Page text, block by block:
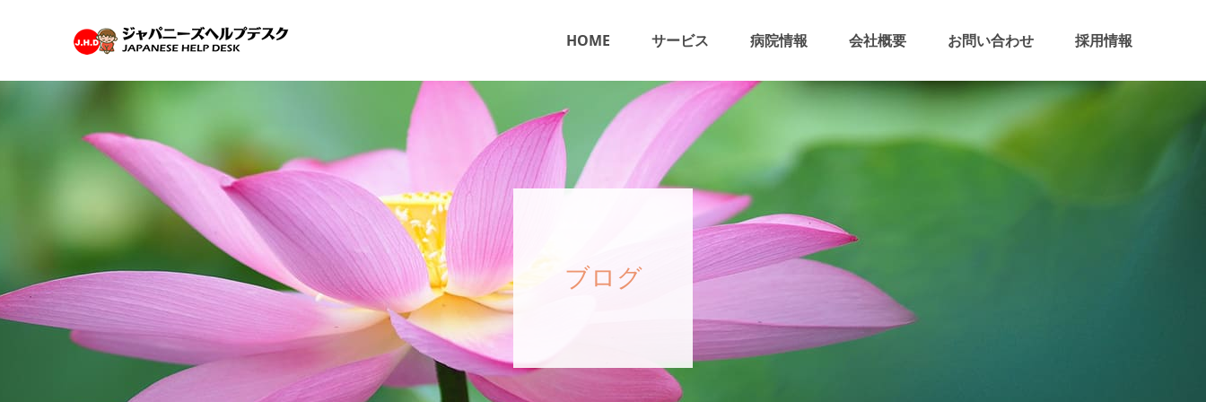
HOME サービス 病院情報 会社概要 お問い合わせ 採用情報
ブログ